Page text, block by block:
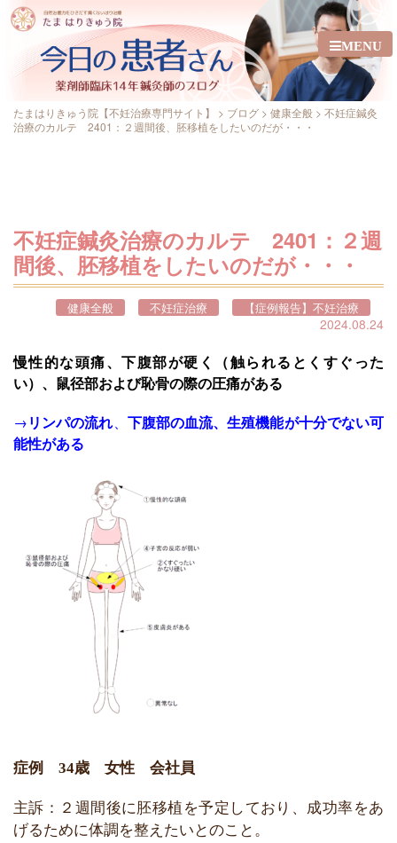
MENU
たまはりきゅう院【不妊治療専門サイト】 > ブログ > 健康全般 > 不妊症鍼灸
治療のカルテ 2401：２週間後、胚移植をしたいのだが・・・
不妊症鍼灸治療のカルテ 2401：２週
間後、胚移植をしたいのだが・・・
健康全般 不妊症治療 【症例報告】不妊治療
2024.08.24
慢性的な頭痛、下腹部が硬く（触られるとくすぐった
い）、鼠径部および恥骨の際の圧痛がある
→リンパの流れ、 下腹部の血流、生殖機能が十分でない可
能性がある
症例 34歳 女性 会社員
主訴：２週間後に胚移植を予定しており、 成功率をあ
げるために体調を整えたいとのこと。